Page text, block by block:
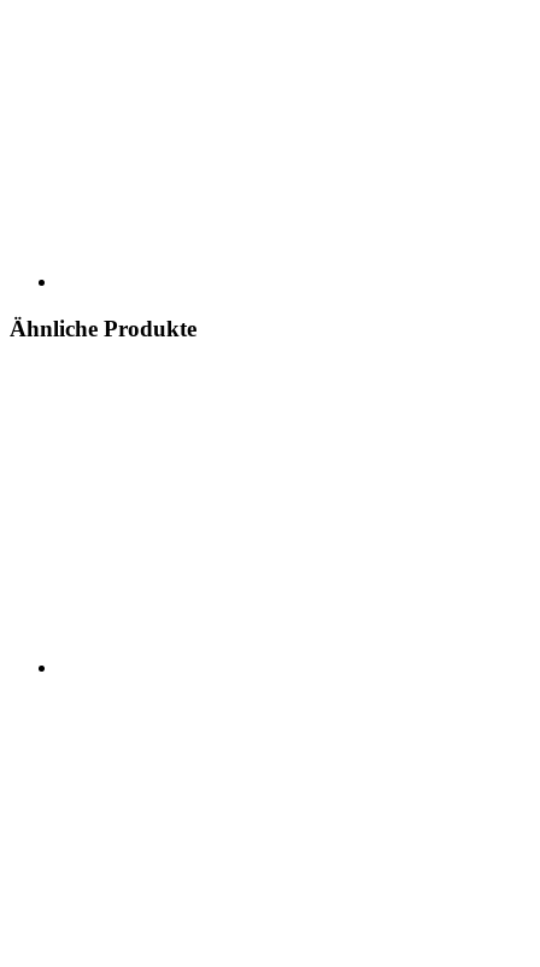
Ähnliche Produkte